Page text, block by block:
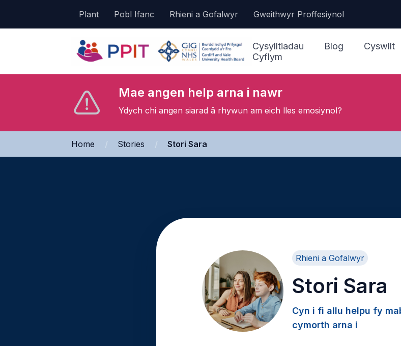
Plant Pobl Ifanc Rhieni a Gofalwyr Gweithwyr Proffesiynol
Cysylltiadau
Cyflym
Mae angen help arna i
Cael mynediad at
Gwefan Cadw Fi'n lach
Cynnwys Arbennig
Profiad y Claf
Blog Cyswllt
Mae angen help arna i nawr
Ydych chi angen siarad â rhywun am eich lles emosiynol?
Home Stories Stori Sara
Rhieni a Gofalwyr
Stori Sara
Cyn i fi allu helpu fy
cymorth arna i